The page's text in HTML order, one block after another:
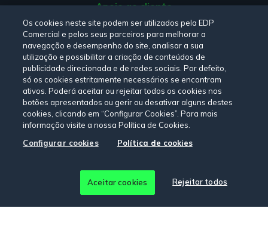
Apoio ao cliente
Origem da energia
Livro de reclamações
Consulte a nossa Política de privacidade, Política de cookies
Termos e CondiçõeseDeclaração de Acessibilidade.
Siga-nos:
© Copyright 2026 - EDP Comercial. Todos os direitos
reservados
Os cookies neste site podem ser utilizados pela EDP
Comercial e pelos seus parceiros para melhorar a
navegação e desempenho do site, analisar a sua
utilização e possibilitar a criação de conteúdos de
publicidade direcionada e de redes sociais. Por defeito,
só os cookies estritamente necessários se encontram
ativos. Poderá aceitar ou rejeitar todos os cookies nos
botões apresentados ou gerir ou desativar alguns destes
cookies, clicando em “Configurar Cookies”. Para mais
informação visite a nossa Política de Cookies.
Configurar cookies
Política de cookies
Rejeitar todos
Aceitar cookies